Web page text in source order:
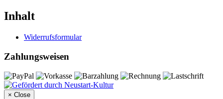
Inhalt
Widerrufsformular
Zahlungsweisen
× Close